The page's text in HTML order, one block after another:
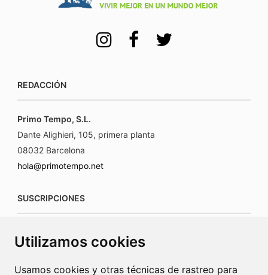
Utilizamos cookies
Usamos cookies y otras técnicas de rastreo para
REDACCIÓN
Primo Tempo, S.L.
Dante Alighieri, 105, primera planta
08032 Barcelona
hola@primotempo.net
SUSCRIPCIONES
www.connecorrevistas.com